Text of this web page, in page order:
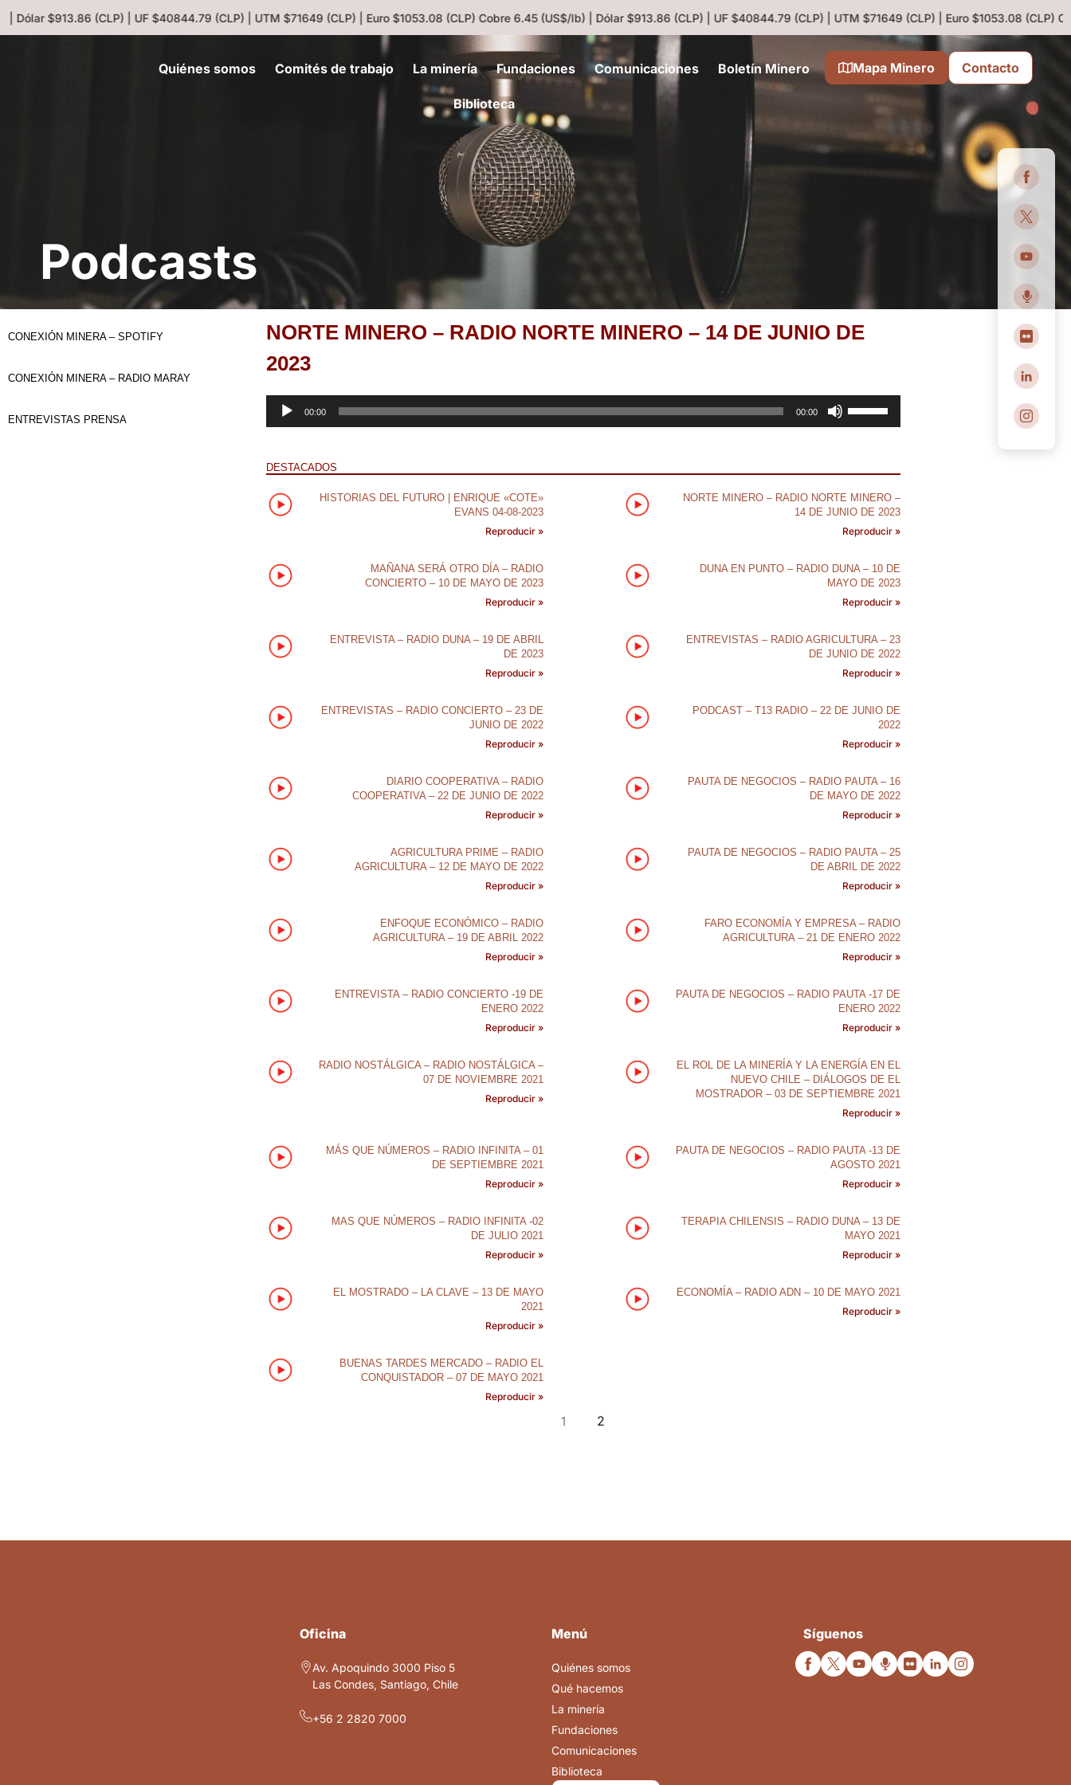
$913.86 (CLP) | UF $40844.79 (CLP) | UTM $71649 (CLP) | Euro $1053.08 (CLP)Cobre 6.45 (US$/lb) | Dólar $913.86 (CLP) | UF $40844.79 (CLP) | UTM $71649 (CLP) | Euro $1053.08 (CLP)
Quiénes somos Comités de trabajo La minería Fundaciones Comunicaciones Boletín Minero
Biblioteca
Mapa Minero Contacto
Podcasts
CONEXIÓN MINERA – SPOTIFY
CONEXIÓN MINERA – RADIO MARAY
ENTREVISTAS PRENSA
NORTE MINERO – RADIO NORTE MINERO – 14 DE JUNIO DE
2023
Reproductor
de
00:00 00:00
arriba/abajo
para
aumentar
disminuir
DESTACADOS
HISTORIAS DEL FUTURO | ENRIQUE «COTE»
EVANS 04-08-2023
Reproducir »
NORTE MINERO – RADIO NORTE MINERO –
14 DE JUNIO DE 2023
Reproducir »
MAÑANA SERÁ OTRO DÍA – RADIO
CONCIERTO – 10 DE MAYO DE 2023
Reproducir »
DUNA EN PUNTO – RADIO DUNA – 10 DE
MAYO DE 2023
Reproducir »
ENTREVISTA – RADIO DUNA – 19 DE ABRIL
DE 2023
Reproducir »
ENTREVISTAS – RADIO AGRICULTURA – 23
DE JUNIO DE 2022
Reproducir »
ENTREVISTAS – RADIO CONCIERTO – 23 DE
JUNIO DE 2022
Reproducir »
PODCAST – T13 RADIO – 22 DE JUNIO DE
2022
Reproducir »
DIARIO COOPERATIVA – RADIO
COOPERATIVA – 22 DE JUNIO DE 2022
Reproducir »
PAUTA DE NEGOCIOS – RADIO PAUTA – 16
DE MAYO DE 2022
Reproducir »
AGRICULTURA PRIME – RADIO
AGRICULTURA – 12 DE MAYO DE 2022
Reproducir »
PAUTA DE NEGOCIOS – RADIO PAUTA – 25
DE ABRIL DE 2022
Reproducir »
ENFOQUE ECONÓMICO – RADIO
AGRICULTURA – 19 DE ABRIL 2022
Reproducir »
FARO ECONOMÍA Y EMPRESA – RADIO
AGRICULTURA – 21 DE ENERO 2022
Reproducir »
ENTREVISTA – RADIO CONCIERTO -19 DE
ENERO 2022
Reproducir »
PAUTA DE NEGOCIOS – RADIO PAUTA -17 DE
ENERO 2022
Reproducir »
RADIO NOSTÁLGICA – RADIO NOSTÁLGICA –
07 DE NOVIEMBRE 2021
Reproducir »
EL ROL DE LA MINERÍA Y LA ENERGÍA EN EL
NUEVO CHILE – DIÁLOGOS DE EL
MOSTRADOR – 03 DE SEPTIEMBRE 2021
Reproducir »
MÁS QUE NÚMEROS – RADIO INFINITA – 01
DE SEPTIEMBRE 2021
Reproducir »
PAUTA DE NEGOCIOS – RADIO PAUTA -13 DE
AGOSTO 2021
Reproducir »
MAS QUE NÚMEROS – RADIO INFINITA -02
DE JULIO 2021
Reproducir »
TERAPIA CHILENSIS – RADIO DUNA – 13 DE
MAYO 2021
Reproducir »
EL MOSTRADO – LA CLAVE – 13 DE MAYO
2021
Reproducir »
ECONOMÍA – RADIO ADN – 10 DE MAYO 2021
Reproducir »
BUENAS TARDES MERCADO – RADIO EL
CONQUISTADOR – 07 DE MAYO 2021
Reproducir »
1 2
Oficina
Av. Apoquindo 3000 Piso 5
Las Condes, Santiago, Chile
+56 2 2820 7000
Menú
Quiénes somos
Qué hacemos
La minería
Fundaciones
Comunicaciones
Biblioteca
Síguenos